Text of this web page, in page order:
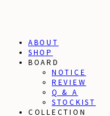
ABOUT
SHOP
BOARD
NOTICE
REVIEW
Q & A
STOCKIST
COLLECTION